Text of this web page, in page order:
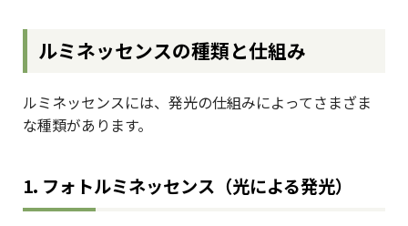
ルミネッセンスの種類と仕組み
ルミネッセンスには、発光の仕組みによってさまざま
な種類があります。
1. フォトルミネッセンス（光による発光）